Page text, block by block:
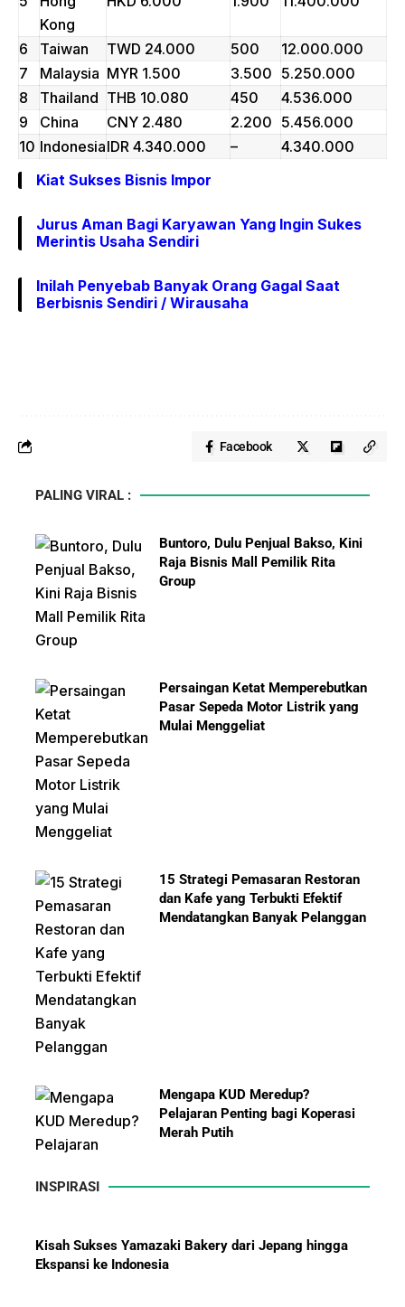
Kong
6 Taiwan TWD 24.000 500
12.000.000
7
Malaysia MYR 1.500 3.500 5.250.000
8
Thailand THB 10.080 450
4.536.000
9
China CNY 2.480 2.200 5.456.000
10 IndonesiaIDR 4.340.000 –
4.340.000
Kiat Sukses Bisnis Impor
Jurus Aman Bagi Karyawan Yang Ingin Sukes
Merintis Usaha Sendiri
Inilah Penyebab Banyak Orang Gagal Saat
Berbisnis Sendiri / Wirausaha
Facebook
PALING VIRAL :
Buntoro, Dulu Penjual Bakso, Kini
Raja Bisnis Mall Pemilik Rita
Group
Persaingan Ketat Memperebutkan
Pasar Sepeda Motor Listrik yang
Mulai Menggeliat
15 Strategi Pemasaran Restoran
dan Kafe yang Terbukti Efektif
Mendatangkan Banyak Pelanggan
Mengapa KUD Meredup?
Pelajaran Penting bagi Koperasi
Merah Putih
10 Bisnis yang Paling Diburu
INSPIRASI
Ekspansi ke Indonesia